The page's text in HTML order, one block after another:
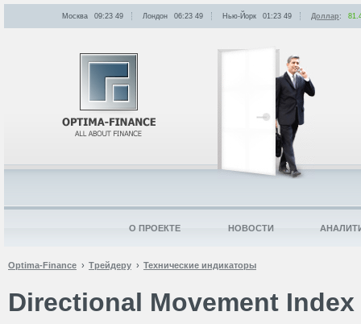
Optima-Finance Трейдеру Технические индикаторы
Directional Movement Index
Москва 09:23 49 Лондон 06:23 49 Нью-Йорк 01:23 49 Доллар:
О ПРОЕКТЕ НОВОСТИ